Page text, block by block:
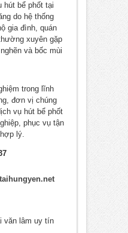
hút bể phốt tại
do hệ thống
gia đình, quán
xuyên gặp
và bốc mùi
trong lĩnh
đơn vị chúng
vụ hút bể phốt
phục vụ tận
lý.
văn lâm uy tín